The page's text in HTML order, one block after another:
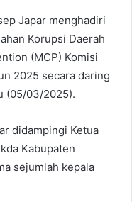
Japar menghadiri
Korupsi Daerah
(MCP) Komisi
2025 secara daring
(05/03/2025).
didampingi Ketua
Kabupaten
sejumlah kepala